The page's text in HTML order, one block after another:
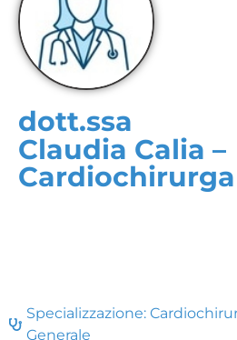
dott.ssa
Claudia Calia –
Cardiochirurga
Specializzazione:
Generale